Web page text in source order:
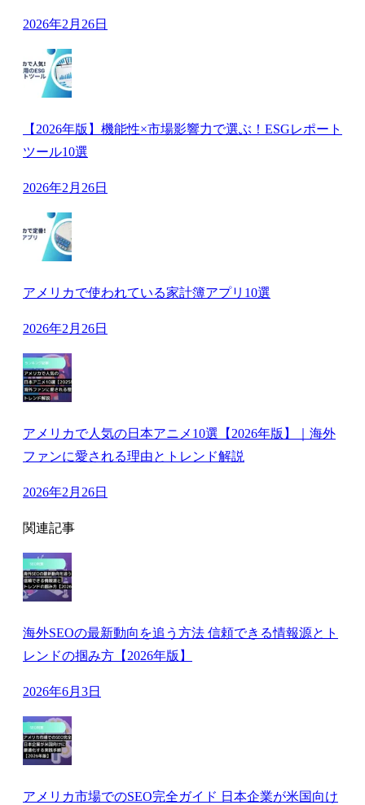
2026年2月26日
【2026年版】機能性×市場影響力で選ぶ！ESGレポート
ツール10選
2026年2月26日
アメリカで使われている家計簿アプリ10選
2026年2月26日
アメリカで人気の日本アニメ10選【2026年版】｜海外
ファンに愛される理由とトレンド解説
2026年2月26日
関連記事
海外SEOの最新動向を追う方法 信頼できる情報源とト
レンドの掴み方【2026年版】
2026年6月3日
アメリカ市場でのSEO完全ガイド 日本企業が米国向け